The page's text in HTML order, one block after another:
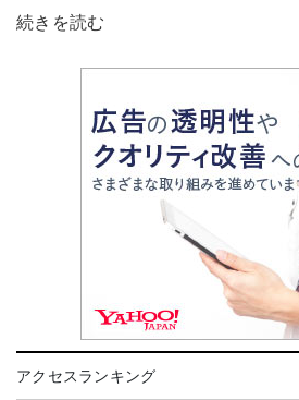
続きを読む
アクセスランキング